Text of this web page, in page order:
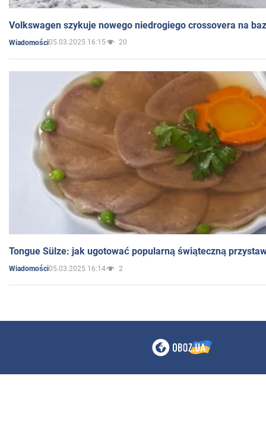
Volkswagen szykuje nowego niedrogiego crossovera na
Wiadomości05.03.2025 16:15 20
Tongue Sülze: jak ugotować popularną świąteczną
Wiadomości05.03.2025 16:14 2